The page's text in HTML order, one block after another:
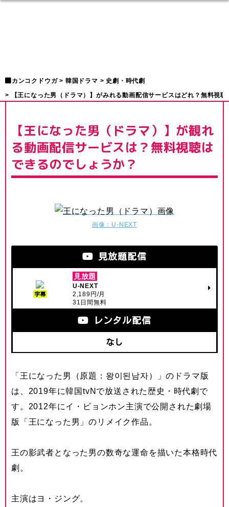
カンコクドウガ 韓国ドラマ
史劇・時代劇
【王になった男（ドラマ）】がみれる動画配信サービスはどれ？無料視
【王になった男（ドラマ）】が観れ
る動画配信サービスは？無料視聴は
できるのでしょうか？
画像：U-NEXT
見放題配信
字幕
見放題
U-NEXT
2,189円/月
31日間無料
レンタル配信
なし
「王になった男（原題：왕이된남자）」のドラマ版
は、2019年に韓国tvNで放送された歴史・時代劇で
す。2012年にイ・ビョンホン主演で公開された劇場
版「王になった男」のリメイク作品。
王の影武者となった男の数奇な運命を描いた本格時代
劇。
主演はヨ・ジング。